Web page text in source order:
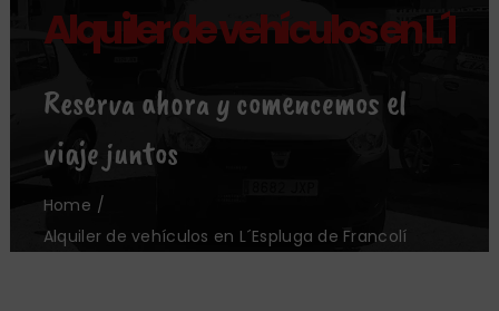
Oficinas
Noticias
Alquiler de vehículos en
Reserva ahora y comencemos el
viaje juntos
Home
Alquiler de vehículos en L´Espluga de Francolí